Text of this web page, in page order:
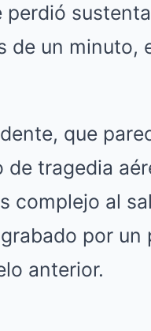
perdió
de un minuto,
que
de tragedia
complejo al
por un
anterior.